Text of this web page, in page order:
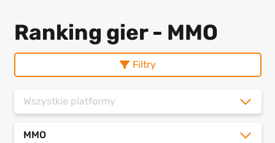
Ranking gier - MMO
Filtry
Wszystkie platformy
MMO